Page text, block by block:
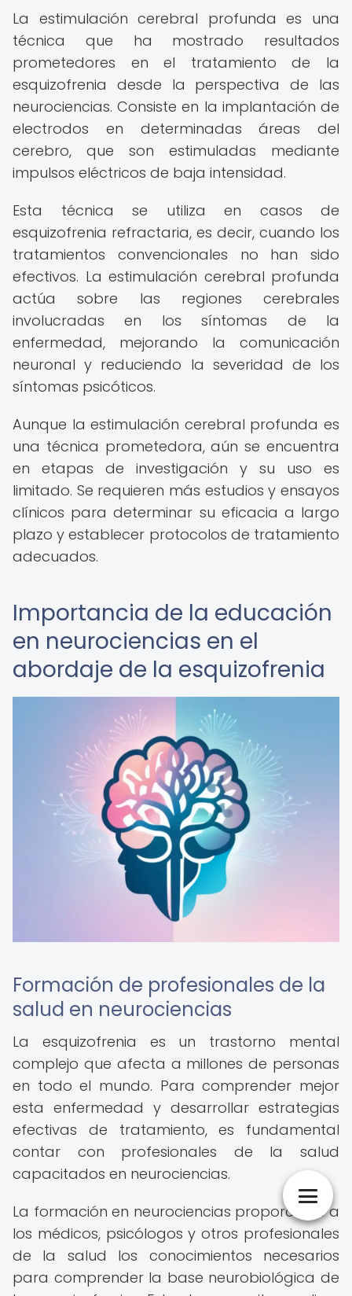
La estimulación cerebral profunda es una
técnica que ha mostrado resultados
prometedores en el tratamiento de la
esquizofrenia desde la perspectiva de las
neurociencias. Consiste en la implantación de
electrodos en determinadas áreas del
cerebro, que son estimuladas mediante
impulsos eléctricos de baja intensidad.
Esta técnica se utiliza en casos de
esquizofrenia refractaria, es decir, cuando los
tratamientos convencionales no han sido
efectivos. La estimulación cerebral profunda
actúa sobre las regiones cerebrales
involucradas en los síntomas de la
enfermedad, mejorando la comunicación
neuronal y reduciendo la severidad de los
síntomas psicóticos.
Aunque la estimulación cerebral profunda es
una técnica prometedora, aún se encuentra
en etapas de investigación y su uso es
limitado. Se requieren más estudios y ensayos
clínicos para determinar su eficacia a largo
plazo y establecer protocolos de tratamiento
adecuados.
Importancia de la educación
en neurociencias en el
abordaje de la esquizofrenia
Formación de profesionales de la
salud en neurociencias
La esquizofrenia es un trastorno mental
complejo que afecta a millones de personas
en todo el mundo. Para comprender mejor
esta enfermedad y desarrollar estrategias
efectivas de tratamiento, es fundamental
contar con profesionales de la salud
capacitados en neurociencias.
La formación en neurociencias proporciona a
los médicos, psicólogos y otros profesionales
de la salud los conocimientos necesarios
para comprender la base neurobiológica de